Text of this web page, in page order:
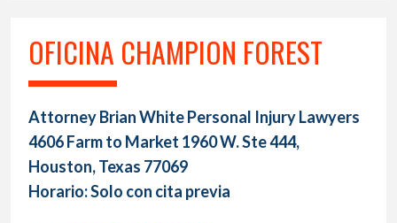
OFICINA CHAMPION FOREST
Attorney Brian White Personal Injury Lawyers
4606 Farm to Market 1960 W. Ste 444,
Houston, Texas 77069
Horario: Solo con cita previa